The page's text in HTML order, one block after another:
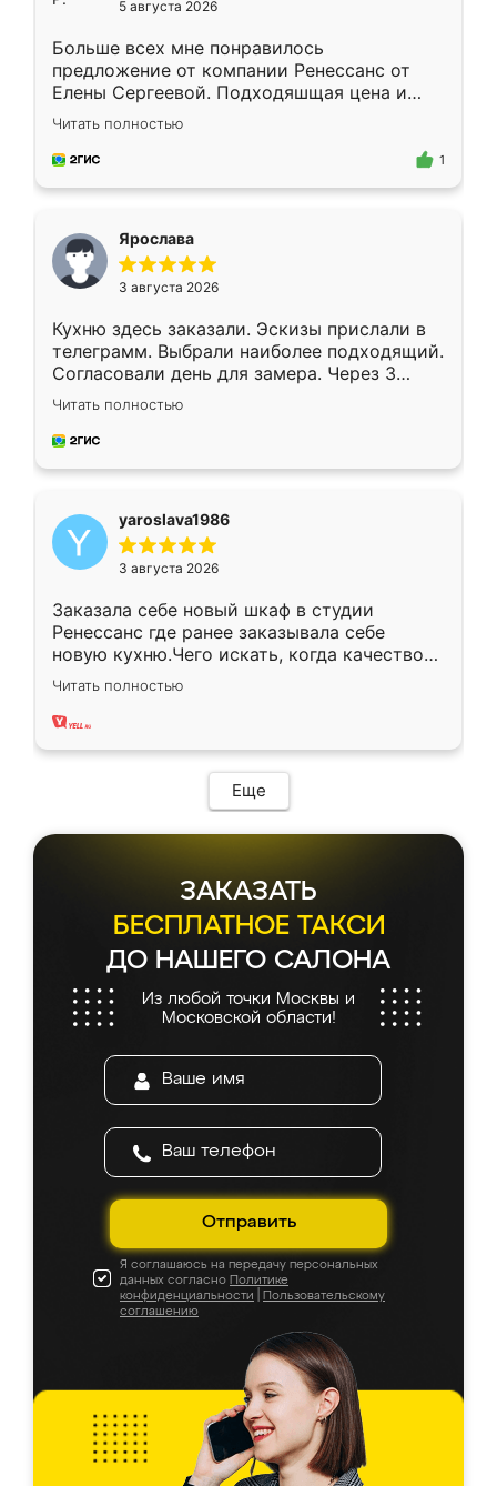
5 августа 2026
Больше всех мне понравилось
предложение от компании Ренессанс от
Елены Сергеевой. Подходяшщая цена и
короткие сроки изготовления. Приехавший
для замера сотрудник Владислав
предложил по моему эскизу самый
Читать полностью
1
Ярослава
3 августа 2026
Кухню здесь заказали. Эскизы прислали в
телеграмм. Выбрали наиболее подходящий.
Согласовали день для замера. Через 3
недели кухня была уже готова. Остались
довольны работой. Спасибо Ренессанс
мебель за качественную работу!
Читать полностью
yaroslava1986
3 августа 2026
Заказала себе новый шкаф в студии
Ренессанс где ранее заказывала себе
новую кухню.Чего искать, когда качеством
вполне довольна. Служит кухня уже почти
два года, нареканий нет.
Читать полностью
Еще
ЗАКАЗАТЬ
БЕСПЛАТНОЕ ТАКСИ
ДО НАШЕГО САЛОНА
Из любой точки Москвы и
Московской области!
Отправить
Я соглашаюсь на передачу персональных
данных согласно Политике
конфиденциальности
Пользовательскому
соглашению